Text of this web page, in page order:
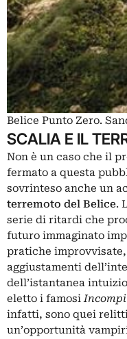
Belice Punto Zero.
SCALIA E IL
Non è un caso che il
fermato a questa
sovrinteso anche un
terremoto del Belice.
serie di ritardi che
futuro immaginato
pratiche
aggiustamenti
dell’istantanea
eletto i famosi
infatti, sono quei
un’opportunità